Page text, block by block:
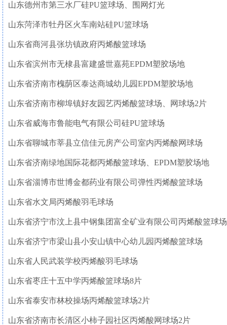
山东德州市第三水厂硅PU篮球场、围网灯光
山东菏泽市牡丹区火车南站硅PU篮球场
山东省商河县张坊镇政府丙烯酸篮球场
山东省滨州市无棣县富建盛世嘉苑EPDM塑胶场地
山东省济南市槐荫区泰达商城幼儿园EPDM塑胶场地
山东省济南市柳埠镇好友园艺丙烯酸篮球场、网球场2 片
山东省威海市鲁能电气有限公司硅PU篮球场
山东省聊城市莘县立信佳元房产公司室内丙烯酸网球场
山东省济南绿地国际花都丙烯酸篮球场、 EPDM塑胶场地
山东省淄博市世博金都药业有限公司弹性丙烯酸篮球场
山东省水文局丙烯酸羽毛球场
山东省济宁市汶上县中钢集团富全矿业有限公司丙烯酸篮球
山东省济宁市梁山县小安山镇中心幼儿园丙烯酸篮球场
山东省人民武装学校丙烯酸羽毛球场
山东省枣庄十五中学丙烯酸篮球场8片
山东省泰安市林校操场丙烯酸篮球场2 片
山东省济南市长清区小柿子园社区丙烯酸网球场2 片